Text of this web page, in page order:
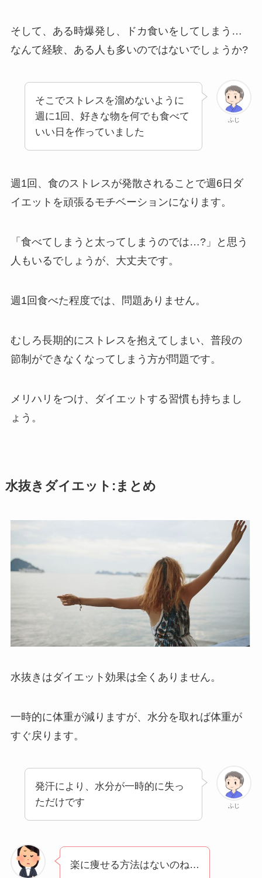
そして、ある時爆発し、ドカ食いをしてしまう…
なんて経験、ある人も多いのではないでしょうか?
ふじ
そこでストレスを溜めないように
週に1回、好きな物を何でも食べて
いい日を作っていました
週1回、食のストレスが発散されることで週6日ダ
イエットを頑張るモチベーションになります。
「食べてしまうと太ってしまうのでは…?」と思う
人もいるでしょうが、大丈夫です。
週1回食べた程度では、問題ありません。
むしろ長期的にストレスを抱えてしまい、普段の
節制ができなくなってしまう方が問題です。
メリハリをつけ、ダイエットする習慣も持ちまし
ょう。
水抜きダイエット:まとめ
水抜きはダイエット効果は全くありません。
一時的に体重が減りますが、水分を取れば体重が
すぐ戻ります。
ふじ
発汗により、水分が一時的に失っ
ただけです
楽に痩せる方法はないのね…